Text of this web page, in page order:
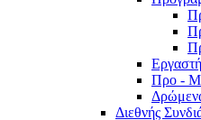
Προ -
Διεθνής